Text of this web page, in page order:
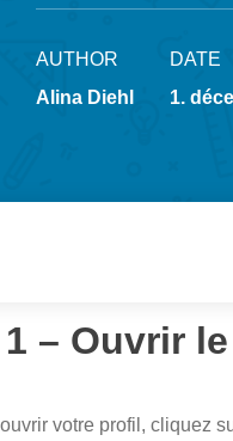
AUTHOR
Alina Diehl
DATE
1.
1 – Ouvrir
votre profil, cliquez